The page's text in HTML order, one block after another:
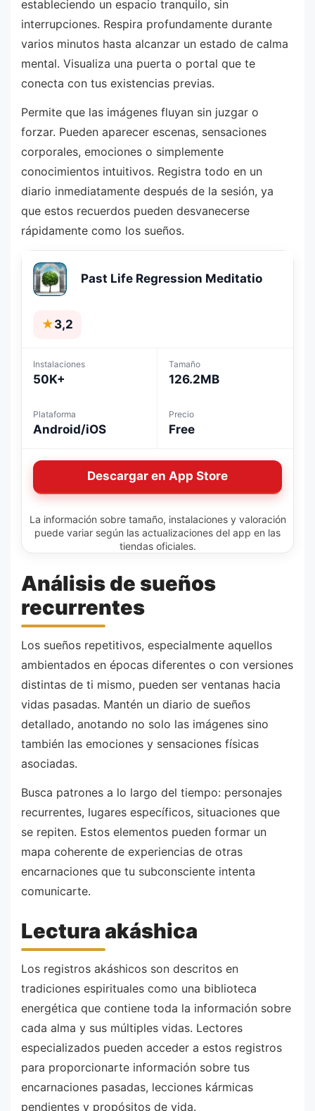
estableciendo un espacio tranquilo, sin
interrupciones. Respira profundamente durante
varios minutos hasta alcanzar un estado de calma
mental. Visualiza una puerta o portal que te
conecta con tus existencias previas.
Permite que las imágenes fluyan sin juzgar o
forzar. Pueden aparecer escenas, sensaciones
corporales, emociones o simplemente
conocimientos intuitivos. Registra todo en un
diario inmediatamente después de la sesión, ya
que estos recuerdos pueden desvanecerse
rápidamente como los sueños.
Past Life Regression Meditatio
★3,2
Instalaciones
50K+
Tamaño
126.2MB
Plataforma
Android/iOS
Precio
Free
Descargar en App Store
La información sobre tamaño, instalaciones y valoración
puede variar según las actualizaciones del app en las
tiendas oficiales.
Análisis de sueños
recurrentes
Los sueños repetitivos, especialmente aquellos
ambientados en épocas diferentes o con versiones
distintas de ti mismo, pueden ser ventanas hacia
vidas pasadas. Mantén un diario de sueños
detallado, anotando no solo las imágenes sino
también las emociones y sensaciones físicas
asociadas.
Busca patrones a lo largo del tiempo: personajes
recurrentes, lugares específicos, situaciones que
se repiten. Estos elementos pueden formar un
mapa coherente de experiencias de otras
encarnaciones que tu subconsciente intenta
comunicarte.
Lectura akáshica
Los registros akáshicos son descritos en
tradiciones espirituales como una biblioteca
energética que contiene toda la información sobre
cada alma y sus múltiples vidas. Lectores
especializados pueden acceder a estos registros
para proporcionarte información sobre tus
encarnaciones pasadas, lecciones kármicas
pendientes y propósitos de vida.